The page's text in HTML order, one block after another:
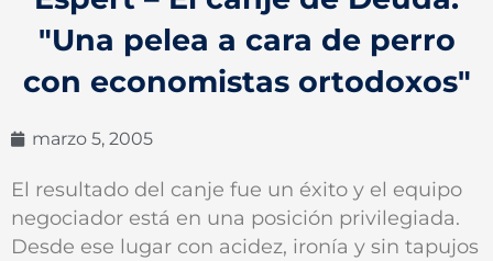
"Una pelea a cara de perro
con economistas ortodoxos"
marzo 5, 2005
El resultado del canje fue un éxito y el equipo
negociador está en una posición privilegiada.
Desde ese lugar con acidez, ironía y sin tapujos